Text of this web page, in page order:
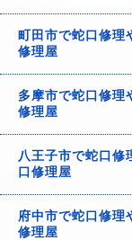
町田市で蛇口修理
修理屋
多摩市で蛇口修理
修理屋
八王子市で蛇口
口修理屋
府中市で蛇口修理
修理屋